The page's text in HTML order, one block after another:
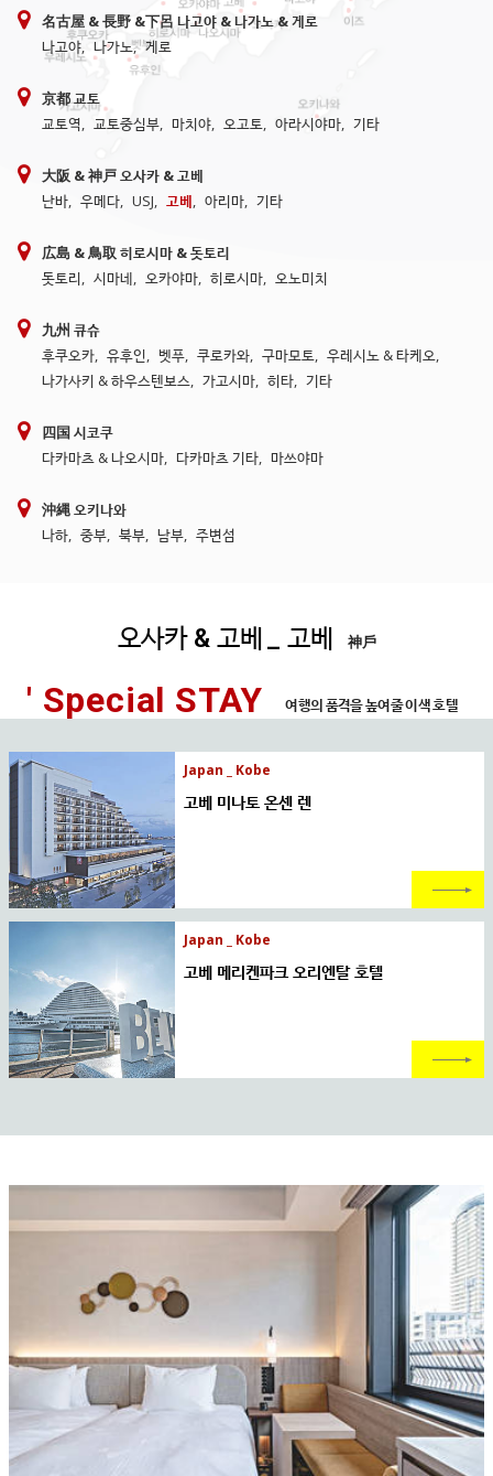
名古屋 & 長野 &下呂 나고야 & 나가노 & 게로
나고야, 나가노, 게로
京都 교토
교토역, 교토중심부, 마치야, 오고토, 아라시야마, 기타
大阪 & 神戸 오사카 & 고베
난바, 우메다, USJ, 고베, 아리마, 기타
広島 & 鳥取 히로시마 & 돗토리
돗토리, 시마네, 오카야마, 히로시마, 오노미치
九州 큐슈
후쿠오카, 유후인, 벳푸, 쿠로카와, 구마모토, 우레시노 & 타케오,
나가사키 & 하우스텐보스, 가고시마, 히타, 기타
四国 시코쿠
다카마츠 & 나오시마, 다카마츠 기타, 마쓰야마
沖縄 오키나와
나하, 중부, 북부, 남부, 주변섬
오사카 & 고베 _ 고베 神戶
' Special STAY 여행의 품격을 높여줄 이색 호텔
Japan _ Kobe
고베 미나토 온센 렌
Japan _ Kobe
고베 메리켄파크 오리엔탈 호텔